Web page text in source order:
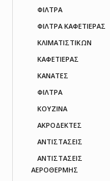
ΦΙΛΤΡΑ
ΦΙΛΤΡΑ ΚΑΦΕΤΙΕΡΑΣ
ΚΛΙΜΑΤΙΣΤΙΚΩΝ
ΚΑΦΕΤΙΕΡΑΣ
ΚΑΝΑΤΕΣ
ΦΙΛΤΡΑ
ΚΟΥΖΙΝΑ
ΑΚΡΟΔΕΚΤΕΣ
ΑΝΤΙΣΤΑΣΕΙΣ
ΑΝΤΙΣΤΑΣΕΙΣ
ΑΕΡΟΘΕΡΜΗΣ